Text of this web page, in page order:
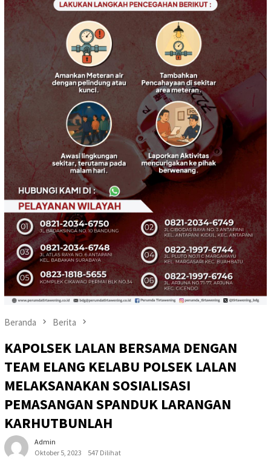
Beranda Berita
KAPOLSEK LALAN BERSAMA DENGAN
TEAM ELANG KELABU POLSEK LALAN
MELAKSANAKAN SOSIALISASI
PEMASANGAN SPANDUK LARANGAN
KARHUTBUNLAH
Admin
Oktober 5, 2023
547 Dilihat